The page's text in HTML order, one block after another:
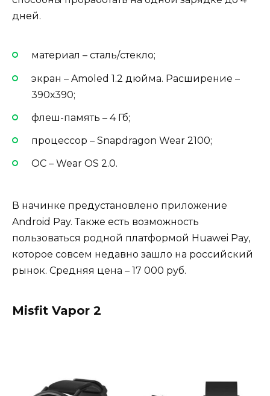
дней.
материал – сталь/стекло;
экран – Amoled 1.2 дюйма. Расширение –
390х390;
флеш-память – 4 Гб;
процессор – Snapdragon Wear 2100;
ОС – Wear OS 2.0.
В начинке предустановлено приложение
Android Pay. Также есть возможность
пользоваться родной платформой Huawei Pay,
которое совсем недавно зашло на российский
рынок. Средняя цена – 17 000 руб.
Misfit Vapor 2